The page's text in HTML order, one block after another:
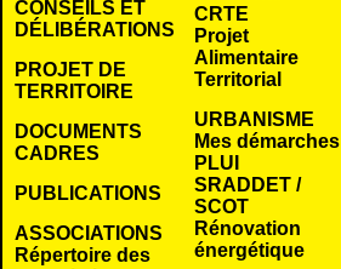
CONSEILS ET
DÉLIBÉRATIONS
PROJET DE
TERRITOIRE
DOCUMENTS
CADRES
PUBLICATIONS
ASSOCIATIONS
Répertoire des
CRTE
Projet
Alimentaire
Territorial
URBANISME
Mes démarches
PLUI
SRADDET /
SCOT
Rénovation
énergétique